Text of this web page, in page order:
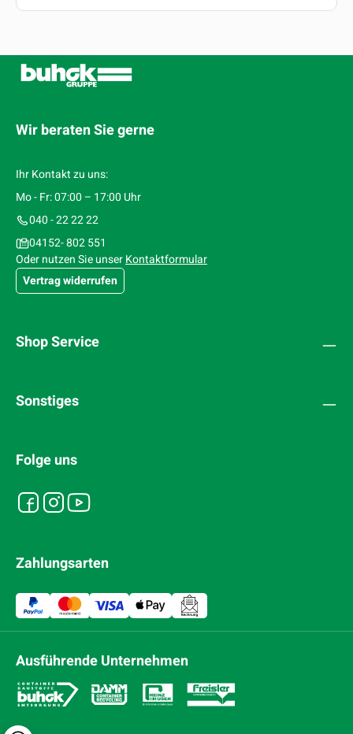
Wir beraten Sie gerne
Ihr Kontakt zu uns:
Mo - Fr: 07:00 – 17:00 Uhr
040 - 22 22 22
04152- 802 551
Oder nutzen Sie unserKontaktformular
Vertrag widerrufen
Shop Service
Sonstiges
Folge uns
Zahlungsarten
Ausführende Unternehmen